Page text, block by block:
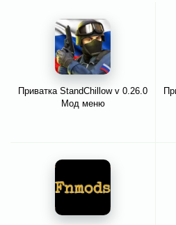
Приватка StandChillow v 0.26.0
Мод меню